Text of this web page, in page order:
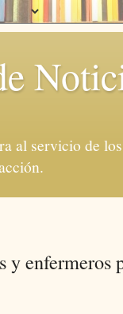
al servicio de
y enfermeros